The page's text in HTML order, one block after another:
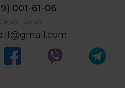
001-61-06
8:00 - 20:00